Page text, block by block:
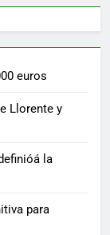
euros
Llorente y
la
para